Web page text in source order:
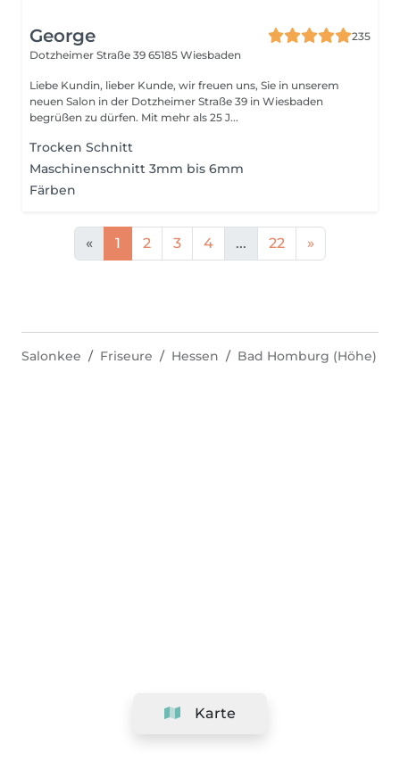
George
235
Dotzheimer Straße 39 65185 Wiesbaden
Liebe Kundin, lieber Kunde, wir freuen uns, Sie in unserem
neuen Salon in der Dotzheimer Straße 39 in Wiesbaden
begrüßen zu dürfen. Mit mehr als 25 J...
Trocken Schnitt
Maschinenschnitt 3mm bis 6mm
Färben
« 1 2 3 4 ... 22 »
Karte
Salonkee Friseure Hessen Bad Homburg (Höhe)